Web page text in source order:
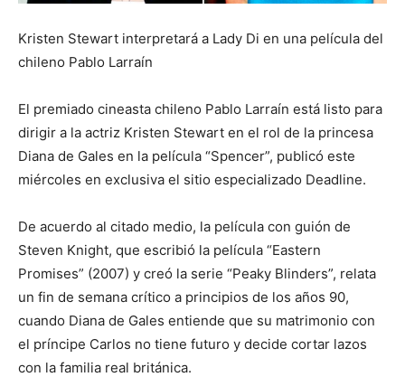
Kristen Stewart interpretará a Lady Di en una película del
chileno Pablo Larraín
El premiado cineasta chileno Pablo Larraín está listo para
dirigir a la actriz Kristen Stewart en el rol de la princesa
Diana de Gales en la película “Spencer”, publicó este
miércoles en exclusiva el sitio especializado Deadline.
De acuerdo al citado medio, la película con guión de
Steven Knight, que escribió la película “Eastern
Promises” (2007) y creó la serie “Peaky Blinders”, relata
un fin de semana crítico a principios de los años 90,
cuando Diana de Gales entiende que su matrimonio con
el príncipe Carlos no tiene futuro y decide cortar lazos
con la familia real británica.